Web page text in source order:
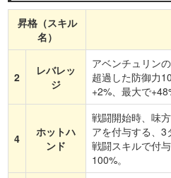
昇格（スキル
名）
2
レバレッ
ジ
アベンチュリン
超過した防御力
+2%、最大で
4
ホットハ
ンド
戦闘開始時、味
アを付与する、3
戦闘スキルで付
100%。